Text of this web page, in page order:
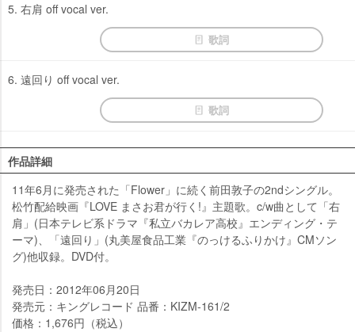
5. 右肩 off vocal ver.
歌詞
6. 遠回り off vocal ver.
歌詞
作品詳細
11年6月に発売された「Flower」に続く前田敦子の2ndシングル。
松竹配給映画『LOVE まさお君が行く!』主題歌。c/w曲として「右
肩」(日本テレビ系ドラマ『私立バカレア高校』エンディング・テ
ーマ)、「遠回り」(丸美屋食品工業『のっけるふりかけ』CMソン
グ)他収録。DVD付。
発売日：2012年06月20日
発売元：キングレコード 品番：KIZM-161/2
価格：1,676円（税込）